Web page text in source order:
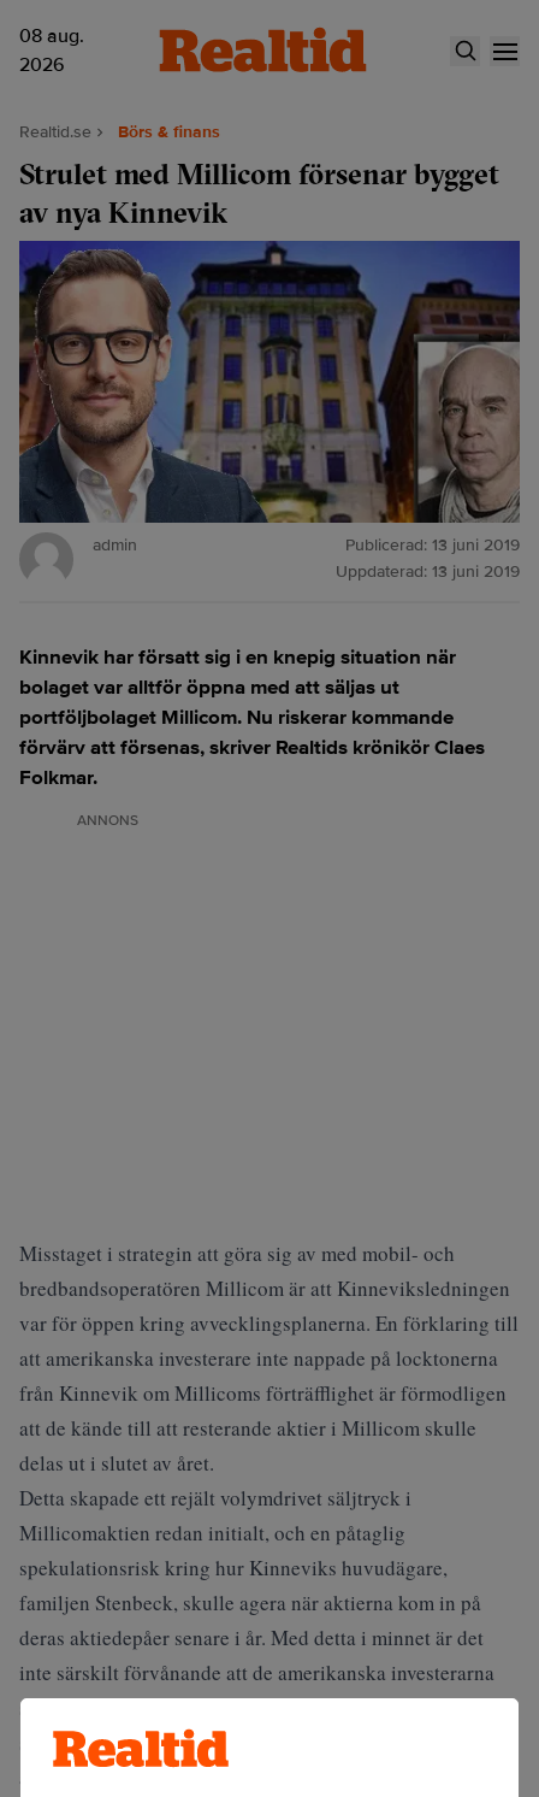
08 aug.
2026
Realtid.se Börs & finans
Strulet med Millicom försenar bygget
av nya Kinnevik
admin Publicerad: 13 juni 2019
Uppdaterad: 13 juni 2019
Kinnevik har försatt sig i en knepig situation när
bolaget var alltför öppna med att säljas ut
portföljbolaget Millicom. Nu riskerar kommande
förvärv att försenas, skriver Realtids krönikör Claes
Folkmar.
ANNONS
Misstaget i strategin att göra sig av med mobil- och
bredbandsoperatören Millicom är att Kinneviksledningen
var för öppen kring avvecklingsplanerna. En förklaring till
att amerikanska investerare inte nappade på locktonerna
från Kinnevik om Millicoms förträfflighet är förmodligen
att de kände till att resterande aktier i Millicom skulle
delas ut i slutet av året.
Detta skapade ett rejält volymdrivet säljtryck i
Millicomaktien redan initialt, och en påtaglig
spekulationsrisk kring hur Kinneviks huvudägare,
familjen Stenbeck, skulle agera när aktierna kom in på
deras aktiedepåer senare i år. Med detta i minnet är det
inte särskilt förvånande att de amerikanska investerarna
spelade “svälta räv” i samband med anbudsförfarandet
som avslutades igår. De bud som kom in var sannolikt
alldeles för låga med tanken på Millicoms nuvarande